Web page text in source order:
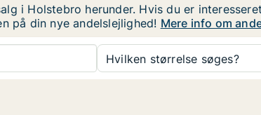
i Holstebro herunder. Hvis du er
på din nye andelslejlighed! Mere info om
Hvilken størrelse søges?